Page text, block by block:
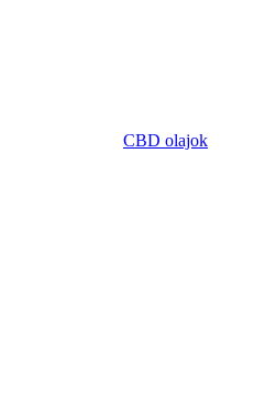
CBD olajok